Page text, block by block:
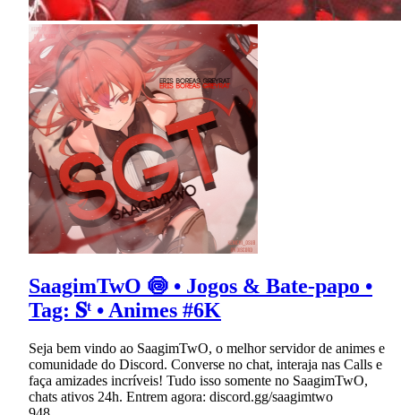
SaagimTwO 🍥 • Jogos & Bate-papo •
Tag: 𝐒ᵗ • Animes #6K
Seja bem vindo ao SaagimTwO, o melhor servidor de animes e
comunidade do Discord. Converse no chat, interaja nas Calls e
faça amizades incríveis! Tudo isso somente no SaagimTwO,
chats ativos 24h. Entrem agora: discord.gg/saagimtwo